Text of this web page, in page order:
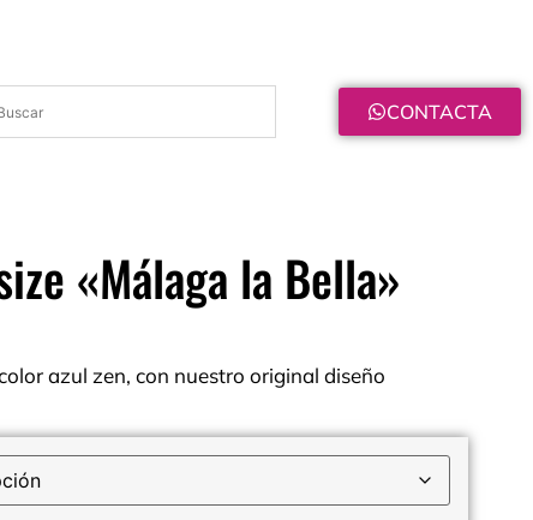
CONTACTA
«Málaga la Bella»
azul zen, con nuestro original diseño